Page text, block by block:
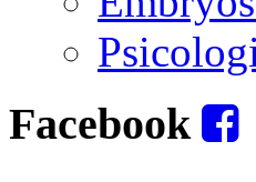
Facebook